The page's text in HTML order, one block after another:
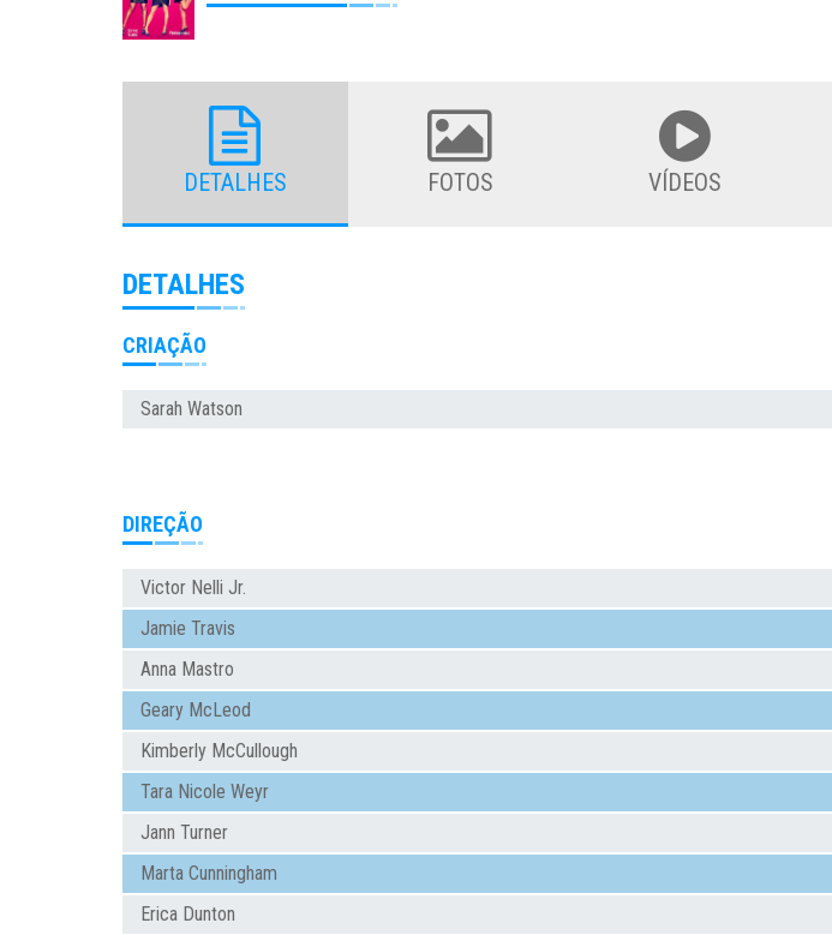
DETALHES FOTOS VÍDEOS
DETALHES
CRIAÇÃO
Sarah Watson
DIREÇÃO
Victor Nelli Jr.
Jamie Travis
Anna Mastro
Geary McLeod
Kimberly McCullough
Tara Nicole Weyr
Jann Turner
Marta Cunningham
Erica Dunton